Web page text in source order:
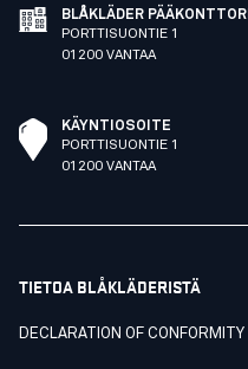
BLÅKLÄDER PÄÄKONTTORI
PORTTISUONTIE 1
01200 VANTAA
KÄYNTIOSOITE
PORTTISUONTIE 1
01200 VANTAA
TIETOA BLÅKLÄDERISTÄ
DECLARATION OF CONFORMITY